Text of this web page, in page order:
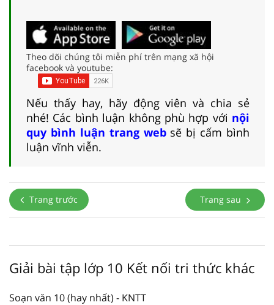
Theo dõi chúng tôi miễn phí trên mạng xã hội
facebook và youtube:
Nếu thấy hay, hãy động viên và chia sẻ
nhé! Các bình luận không phù hợp với nội
quy bình luận trang websẽ bị cấm bình
luận vĩnh viễn.
Trang trước Trang sau
Giải bài tập lớp 10 Kết nối tri thức khác
Soạn văn 10 (hay nhất) - KNTT